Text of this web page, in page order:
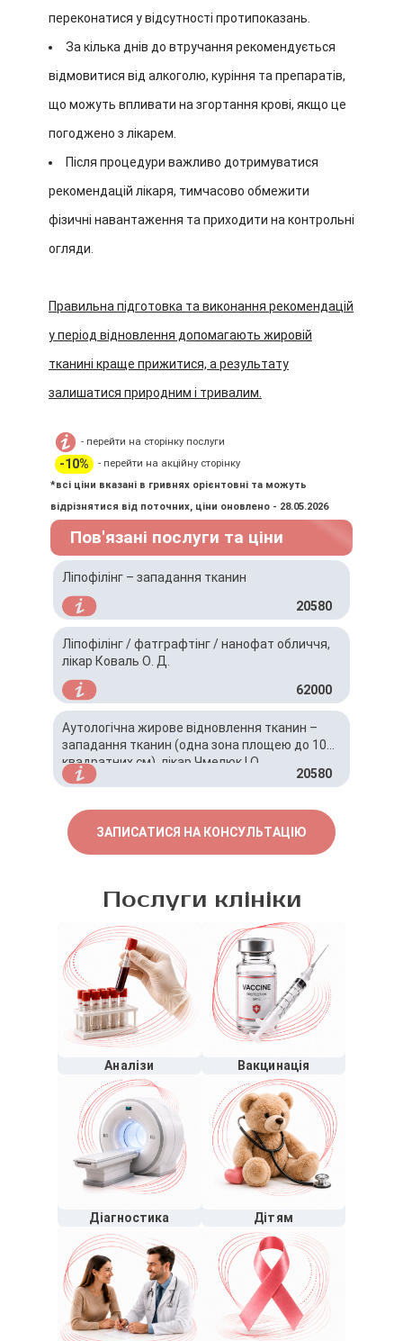
переконатися у відсутності протипоказань.
За кілька днів до втручання рекомендується
відмовитися від алкоголю, куріння та препаратів,
що можуть впливати на згортання крові, якщо це
погоджено з лікарем.
Після процедури важливо дотримуватися
рекомендацій лікаря, тимчасово обмежити
фізичні навантаження та приходити на контрольні
огляди.
Правильна підготовка та виконання рекомендацій
у період відновлення допомагають жировій
тканині краще прижитися, а результату
залишатися природним і тривалим.
- перейти на сторінку послуги
-10%
- перейти на акційну сторінку
*всі ціни вказані в гривнях орієнтовні та можуть
відрізнятися від поточних, ціни оновлено - 28.05.2026
Пов'язані послуги та ціни
Ліпофілінг – западання тканин
20580
Ліпофілінг / фатграфтінг / нанофат обличчя,
лікар Коваль О. Д.
62000
Аутологічна жирове відновлення тканин –
западання тканин (одна зона площею до 10
квадратних см), лікар Чмелюк І.О.
20580
ЗАПИСАТИСЯ НА КОНСУЛЬТАЦІЮ
Послуги клініки
Аналізи Вакцинація
Діагностика Дітям